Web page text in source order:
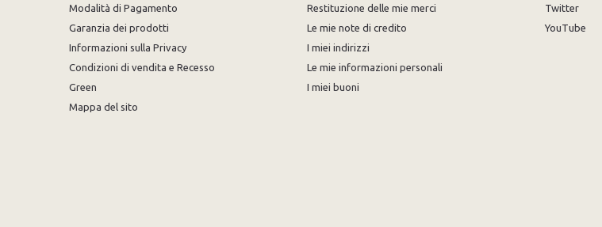
Modalità di Pagamento
Garanzia dei prodotti
Informazioni sulla Privacy
Condizioni di vendita e Recesso
Green
Mappa del sito
Restituzione delle mie merci
Le mie note di credito
I miei indirizzi
Le mie informazioni personali
I miei buoni
Twitter
YouTube